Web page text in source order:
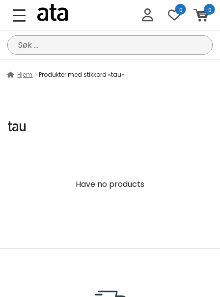
0 0
Søk
etter:
Hjem Produkter med stikkord «tau»
tau
Have no products